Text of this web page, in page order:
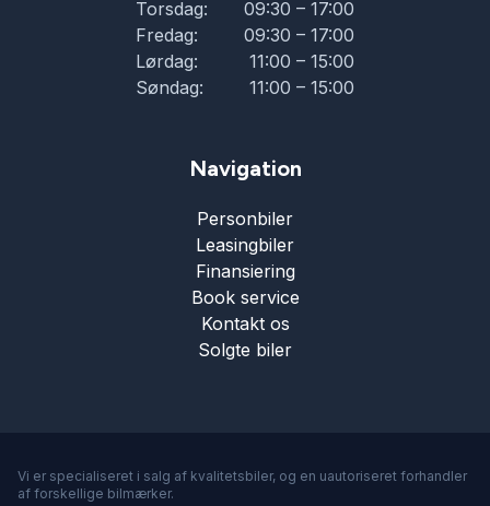
Torsdag:
09:30 – 17:00
Fredag:
09:30 – 17:00
Lørdag:
11:00 – 15:00
Søndag:
11:00 – 15:00
Navigation
Personbiler
Leasingbiler
Finansiering
Book service
Kontakt os
Solgte biler
Vi er specialiseret i salg af kvalitetsbiler, og en uautoriseret forhandler
af forskellige bilmærker.